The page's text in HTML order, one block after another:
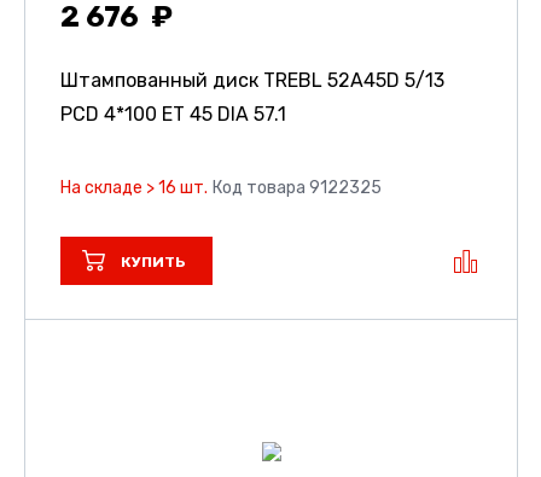
2 676
Штампованный диск TREBL 52A45D 5/13
PCD 4*100 ET 45 DIA 57.1
На складе > 16 шт. Код товара 9122325
КУПИТЬ